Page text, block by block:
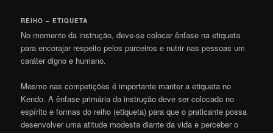
REIHO – ETIQUETA
No momento da instrução, deve-se colocar ênfase na etiqueta
para encorajar respeito pelos parceiros e nutrir nas pessoas um
caráter digno e humano.
Mesmo nas competições é importante manter a etiqueta no
Kendo. A ênfase primária da instrução deve ser colocada no
espírito e formas do reiho (etiqueta) para que o praticante possa
desenvolver uma atitude modesta diante da vida e perceber o